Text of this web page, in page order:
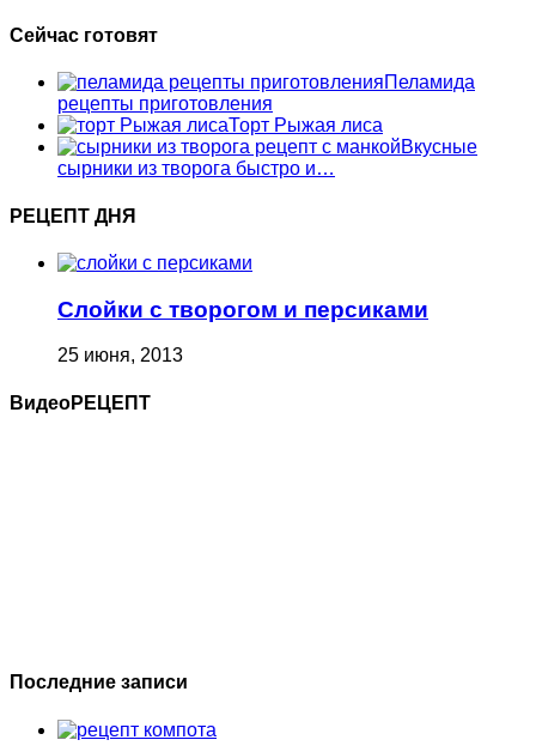
Сейчас готовят
Пеламида
рецепты приготовления
Торт Рыжая лиса
Вкусные
сырники из творога быстро и…
РЕЦЕПТ ДНЯ
Слойки с творогом и персиками
25 июня, 2013
ВидеоРЕЦЕПТ
Последние записи